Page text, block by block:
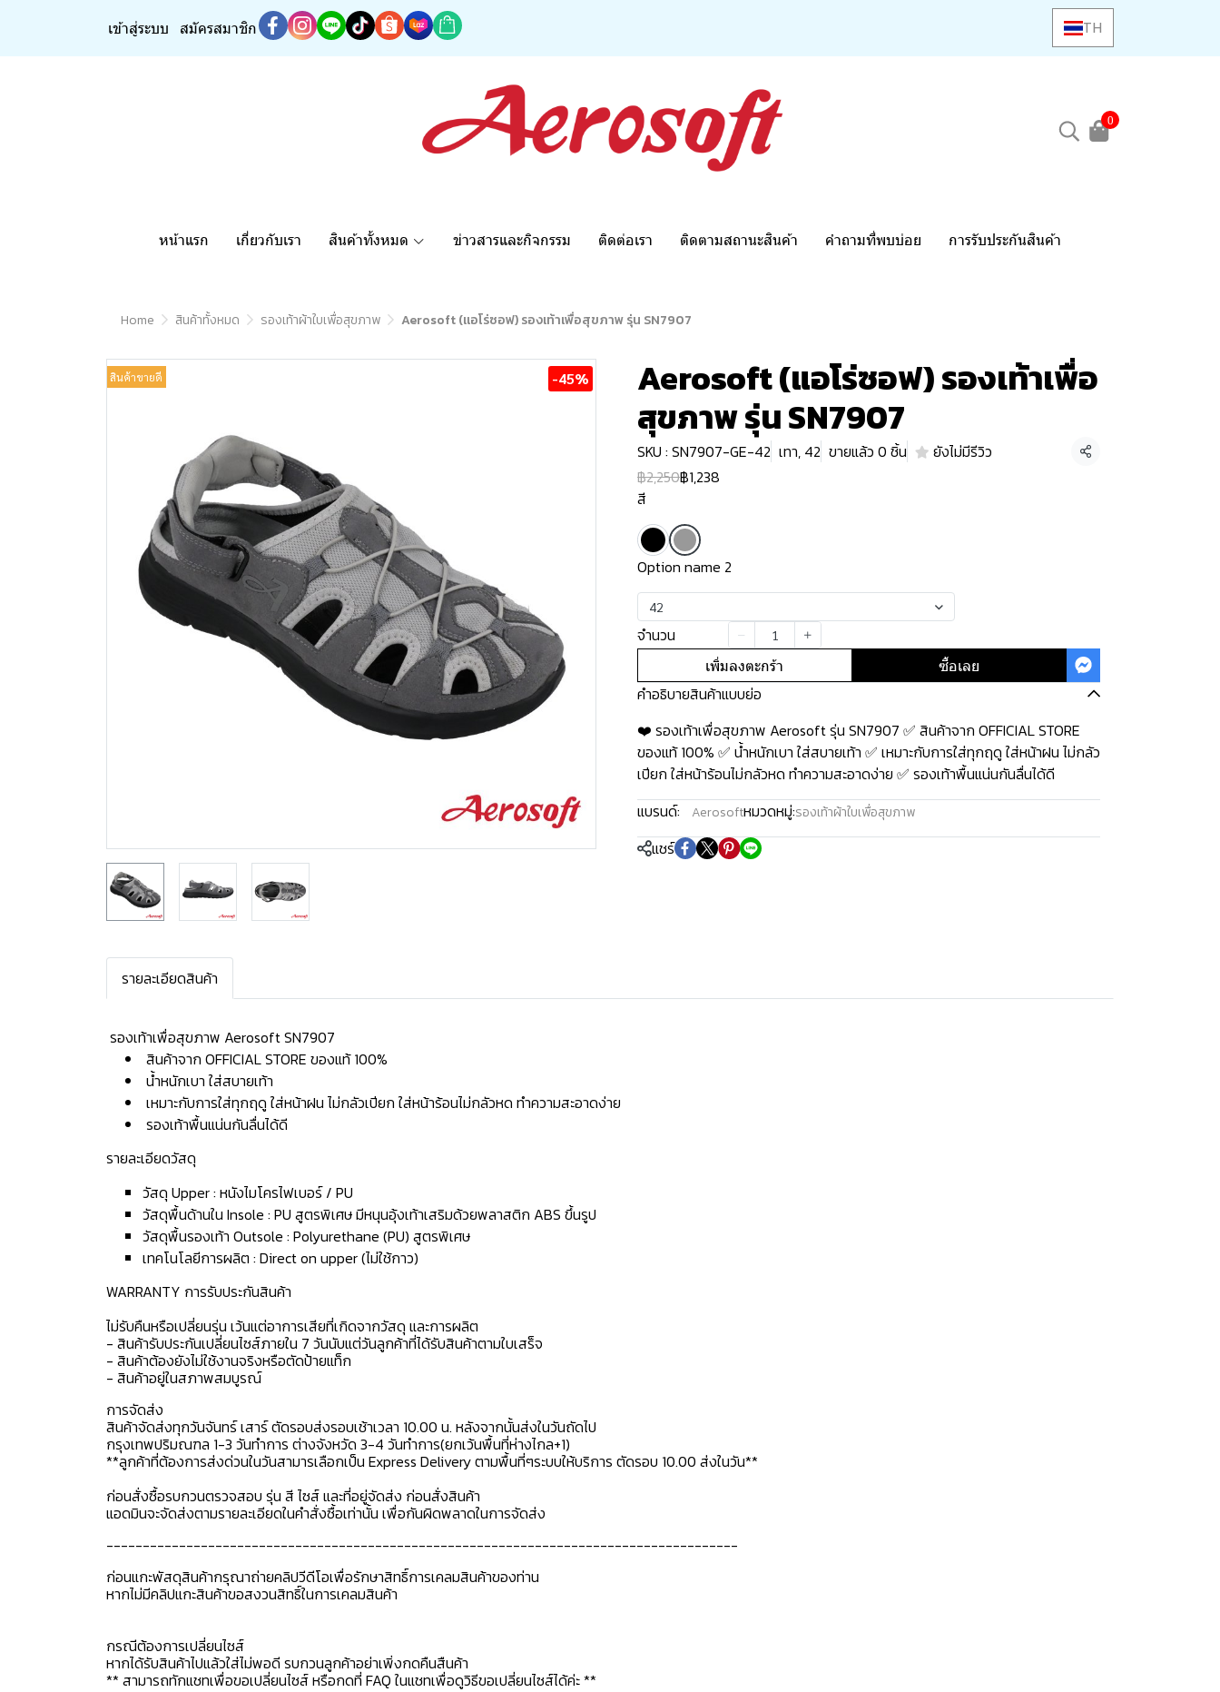
เข้าสู่ระบบ สมัครสมาชิก TH
0
หน้าแรก เกี่ยวกับเรา สินค้าทั้งหมด ข่าวสารและกิจกรรม ติดต่อเรา ติดตามสถานะสินค้า คำถามที่พบบ่อย การรับประกันสินค้า
Home สินค้าทั้งหมด รองเท้าผ้าใบเพื่อสุขภาพ Aerosoft (แอโร่ซอฟ) รองเท้าเพื่อสุขภาพ รุ่น SN7907
สินค้าขายดี -45% Aerosoft (แอโร่ซอฟ) รองเท้าเพื่อ
สุขภาพ รุ่น SN7907
SKU : SN7907-GE-42 เทา, 42 ขายแล้ว 0 ชิ้น ยังไม่มีรีวิว แชร์
฿2,250฿1,238
สี
Option name 2
42
จำนวน
เพิ่มลงตะกร้า ซื้อเลย
คำอธิบายสินค้าแบบย่อ
❤️ รองเท้าเพื่อสุขภาพ Aerosoft รุ่น SN7907 ✅ สินค้าจาก OFFICIAL STORE
ของแท้ 100% ✅ น้ำหนักเบา ใส่สบายเท้า ✅ เหมาะกับการใส่ทุกฤดู ใส่หน้าฝน ไม่กลัว
เปียก ใส่หน้าร้อนไม่กลัวหด ทำความสะอาดง่าย ✅ รองเท้าพื้นแน่นกันลื่นได้ดี
แบรนด์:
Aerosoftหมวดหมู่:รองเท้าผ้าใบเพื่อสุขภาพ
แชร์
รายละเอียดสินค้า
️ รองเท้าเพื่อสุขภาพ Aerosoft SN7907
สินค้าจาก OFFICIAL STORE ของแท้ 100%
น้ำหนักเบา ใส่สบายเท้า
เหมาะกับการใส่ทุกฤดู ใส่หน้าฝน ไม่กลัวเปียก ใส่หน้าร้อนไม่กลัวหด ทำความสะอาดง่าย
รองเท้าพื้นแน่นกันลื่นได้ดี
รายละเอียดวัสดุ
วัสดุ Upper : หนังไมโครไฟเบอร์ / PU
วัสดุพื้นด้านใน Insole : PU สูตรพิเศษ มีหนุนอุ้งเท้าเสริมด้วยพลาสติก ABS ขึ้นรูป
วัสดุพื้นรองเท้า Outsole : Polyurethane (PU) สูตรพิเศษ
เทคโนโลยีการผลิต : Direct on upper (ไม่ใช้กาว)
WARRANTY การรับประกันสินค้า
ไม่รับคืนหรือเปลี่ยนรุ่น เว้นแต่อาการเสียที่เกิดจากวัสดุ และการผลิต
- สินค้ารับประกันเปลี่ยนไซส์ภายใน 7 วันนับแต่วันลูกค้าที่ได้รับสินค้าตามใบเสร็จ
- สินค้าต้องยังไม่ใช้งานจริงหรือตัดป้ายแท็ก
- สินค้าอยู่ในสภาพสมบูรณ์
การจัดส่ง
สินค้าจัดส่งทุกวันจันทร์ เสาร์ ตัดรอบส่งรอบเช้าเวลา 10.00 น. หลังจากนั้นส่งในวันถัดไป
กรุงเทพปริมณฑล 1-3 วันทำการ ต่างจังหวัด 3-4 วันทำการ(ยกเว้นพื้นที่ห่างไกล+1)
**ลูกค้าที่ต้องการส่งด่วนในวันสามารเลือกเป็น Express Delivery ตามพื้นที่ๆระบบให้บริการ ตัดรอบ 10.00 ส่งในวัน**
ก่อนสั่งซื้อรบกวนตรวจสอบ รุ่น สี ไซส์ และที่อยู่จัดส่ง ก่อนสั่งสินค้า
แอดมินจะจัดส่งตามรายละเอียดในคำสั่งซื้อเท่านั้น เพื่อกันผิดพลาดในการจัดส่ง
---------------------------------------------------------------------------------------
ก่อนแกะพัสดุสินค้ากรุณาถ่ายคลิปวีดีโอเพื่อรักษาสิทธิ์การเคลมสินค้าของท่าน
หากไม่มีคลิปแกะสินค้าขอสงวนสิทธิ์ในการเคลมสินค้า
กรณีต้องการเปลี่ยนไซส์
หากได้รับสินค้าไปแล้วใส่ไม่พอดี รบกวนลูกค้าอย่าเพิ่งกดคืนสืนค้า
** สามารถทักแชทเพื่อขอเปลี่ยนไซส์ หรือกดที่ FAQ ในแชทเพื่อดูวิธีขอเปลี่ยนไซส์ได้ค่ะ **